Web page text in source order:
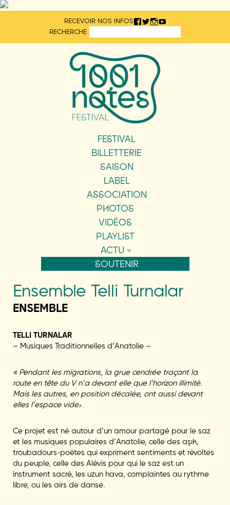
RECEVOIR NOS INFOS
RECHERCHE
FESTIVAL
BILLETTERIE
SAISON
LABEL
ASSOCIATION
PHOTOS
VIDÉOS
PLAYLIST
ACTU
SOUTENIR
Ensemble Telli Turnalar
ENSEMBLE
TELLI TURNALAR
– Musiques Traditionnelles d’Anatolie –
« Pendant les migrations, la grue cendrée traçant la
route en tête du V n’a devant elle que l’horizon illimité.
Mais les autres, en position décalée, ont aussi devant
elles l’espace vide«
Ce projet est né autour d’un amour partagé pour le saz
et les musiques populaires d’Anatolie, celle des aşık,
troubadours-poètes qui expriment sentiments et révoltes
du peuple, celle des Alévis pour qui le saz est un
instrument sacré, les uzun hava, complaintes au rythme
libre, ou les airs de danse.